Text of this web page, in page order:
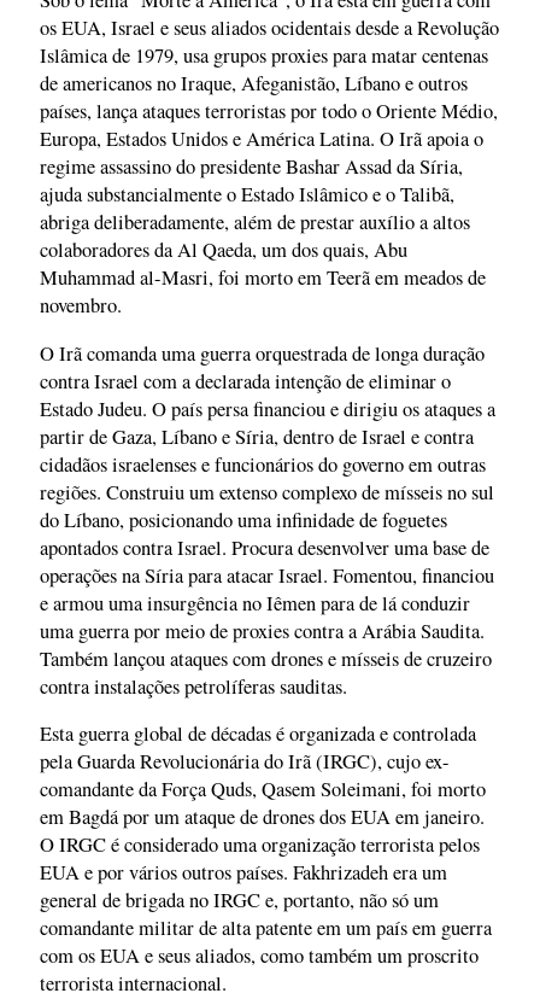
os EUA, Israel e seus aliados ocidentais desde a Revolução
Islâmica de 1979, usa grupos proxies para matar centenas
de americanos no Iraque, Afeganistão, Líbano e outros
países, lança ataques terroristas por todo o Oriente Médio,
Europa, Estados Unidos e América Latina. O Irã apoia o
regime assassino do presidente Bashar Assad da Síria,
ajuda substancialmente o Estado Islâmico e o Talibã,
abriga deliberadamente, além de prestar auxílio a altos
colaboradores da Al Qaeda, um dos quais, Abu
Muhammad al-Masri, foi morto em Teerã em meados de
novembro.
O Irã comanda uma guerra orquestrada de longa duração
contra Israel com a declarada intenção de eliminar o
Estado Judeu. O país persa financiou e dirigiu os ataques a
partir de Gaza, Líbano e Síria, dentro de Israel e contra
cidadãos israelenses e funcionários do governo em outras
regiões. Construiu um extenso complexo de mísseis no sul
do Líbano, posicionando uma infinidade de foguetes
apontados contra Israel. Procura desenvolver uma base de
operações na Síria para atacar Israel. Fomentou, financiou
e armou uma insurgência no Iêmen para de lá conduzir
uma guerra por meio de proxies contra a Arábia Saudita.
Também lançou ataques com drones e mísseis de cruzeiro
contra instalações petrolíferas sauditas.
Esta guerra global de décadas é organizada e controlada
pela Guarda Revolucionária do Irã (IRGC), cujo ex-
comandante da Força Quds, Qasem Soleimani, foi morto
em Bagdá por um ataque de drones dos EUA em janeiro.
O IRGC é considerado uma organização terrorista pelos
EUA e por vários outros países. Fakhrizadeh era um
general de brigada no IRGC e, portanto, não só um
comandante militar de alta patente em um país em guerra
com os EUA e seus aliados, como também um proscrito
terrorista internacional.